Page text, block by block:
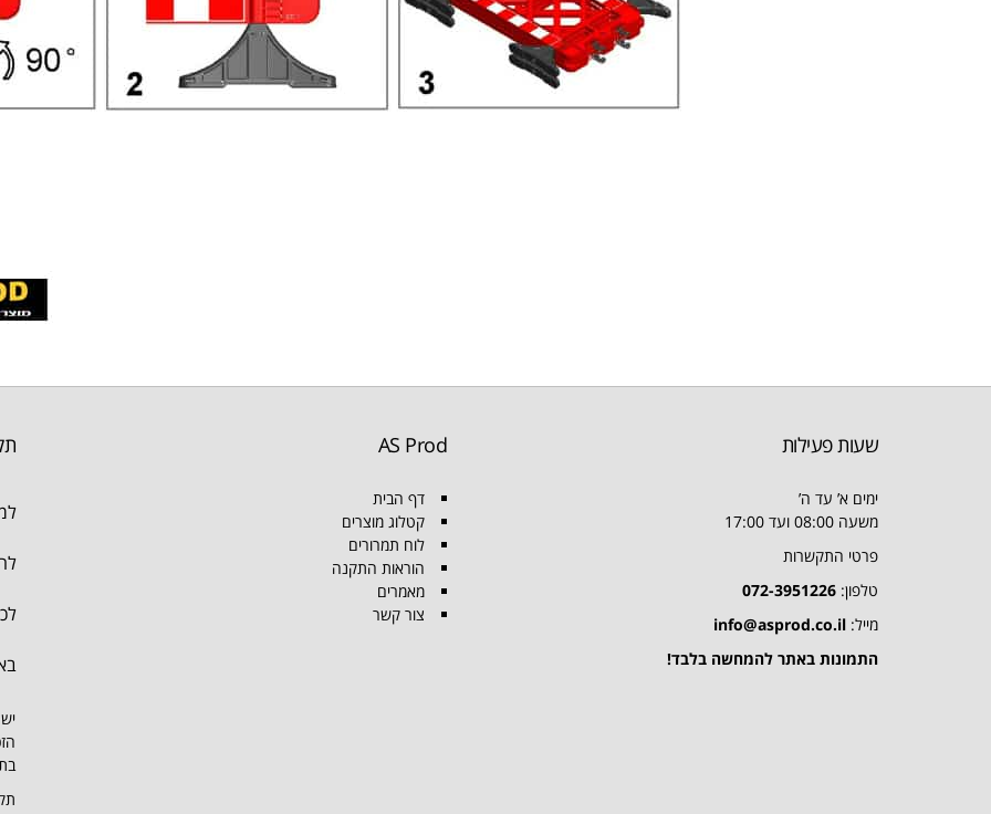
שעות פעילות
ימים א’ עד ה’
משעה 08:00 ועד 17:00
פרטי התקשרות
טלפון: 072-3951226
מייל: info@asprod.co.il
התמונות באתר להמחשה בלבד!
AS Prod
דף הבית
קטלוג מוצרים
לוח תמרורים
הוראות התקנה
מאמרים
צור קשר